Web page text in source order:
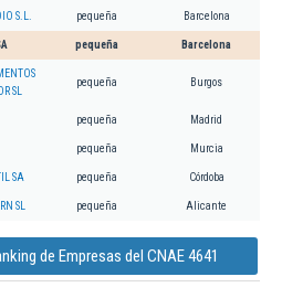
S.L. pequeña Barcelona
pequeña Barcelona
SL
pequeña Burgos
pequeña Madrid
pequeña Murcia
SA pequeña Córdoba
SL pequeña Alicante
de Empresas del CNAE 4641